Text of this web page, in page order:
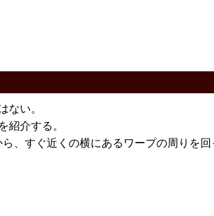
ない。
紹介する。
、すぐ近くの横にあるワープの周りを回